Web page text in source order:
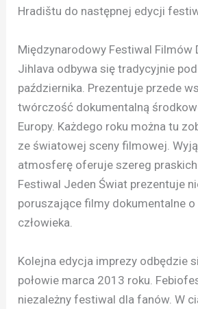
Hradištu do następnej edycji
Międzynarodowy Festiwal Filmów
Jihlava odbywa się tradycyjnie
października. Prezentuje przede
twórczość dokumentalną
Europy. Każdego roku można tu
ze światowej sceny filmowej.
atmosferę oferuje szereg
Festiwal Jeden Świat prezentuje
poruszające filmy dokumentalne o
człowieka.
Kolejna edycja imprezy odbędzie
połowie marca 2013 roku.
niezależny festiwal dla fanów. W